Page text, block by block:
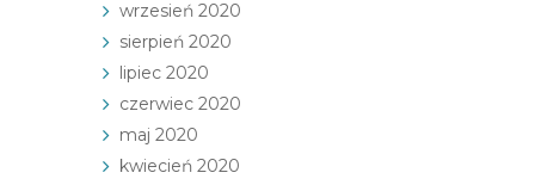
wrzesień 2020
sierpień 2020
lipiec 2020
czerwiec 2020
maj 2020
kwiecień 2020